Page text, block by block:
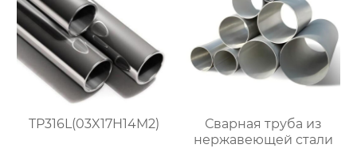
TP316L(03X17H14M2)
Сварная труба из
нержавеющей стали